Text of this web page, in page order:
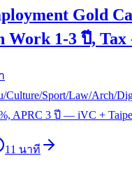
Gold
Work 1-3 ปี, Tax
Culture/Sport/Law/Arch/
APRC 3 ปี — iVC +
11 นาที